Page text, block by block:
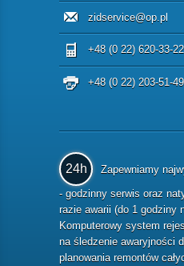
zidservice@op.pl
+48 (0 22) 620-33-22
+48 (0 22) 203-51-49
24h
Zapewniamy
- godzinny serwis oraz
razie awarii (do 1 godziny
Komputerowy system
na śledzenie awaryjności
planowania remontów